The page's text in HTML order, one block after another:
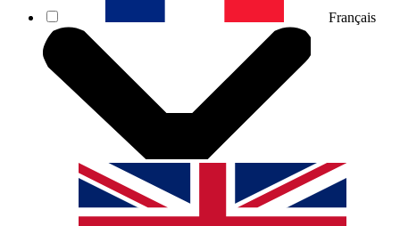
Français